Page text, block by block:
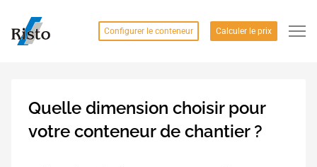
Configurer le conteneur Calculer le prix
Quelle dimension choisir pour
votre conteneur de chantier ?